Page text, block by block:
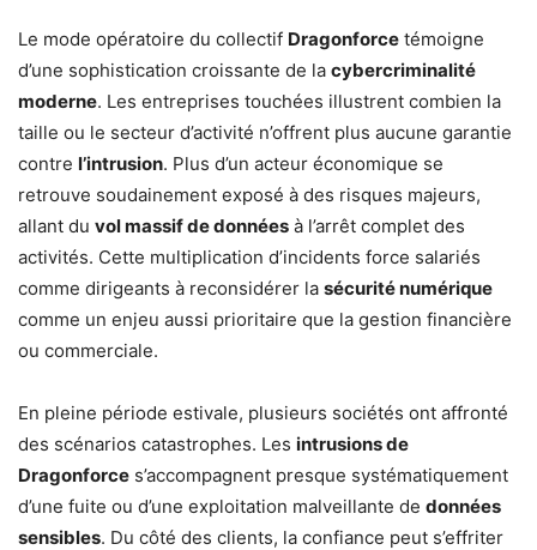
Le mode opératoire du collectif Dragonforce témoigne
d’une sophistication croissante de la cybercriminalité
moderne. Les entreprises touchées illustrent combien la
taille ou le secteur d’activité n’offrent plus aucune garantie
contre l’intrusion. Plus d’un acteur économique se
retrouve soudainement exposé à des risques majeurs,
allant du vol massif de données à l’arrêt complet des
activités. Cette multiplication d’incidents force salariés
comme dirigeants à reconsidérer la sécurité numérique
comme un enjeu aussi prioritaire que la gestion financière
ou commerciale.
En pleine période estivale, plusieurs sociétés ont affronté
des scénarios catastrophes. Les intrusions de
Dragonforce s’accompagnent presque systématiquement
d’une fuite ou d’une exploitation malveillante de données
sensibles. Du côté des clients, la confiance peut s’effriter